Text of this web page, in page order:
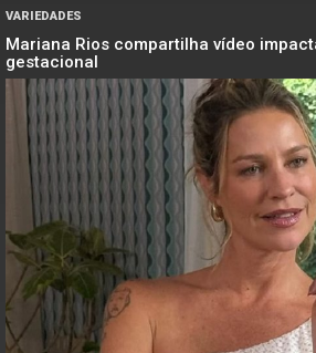
VARIEDADES
Mariana Rios compartilha vídeo
gestacional